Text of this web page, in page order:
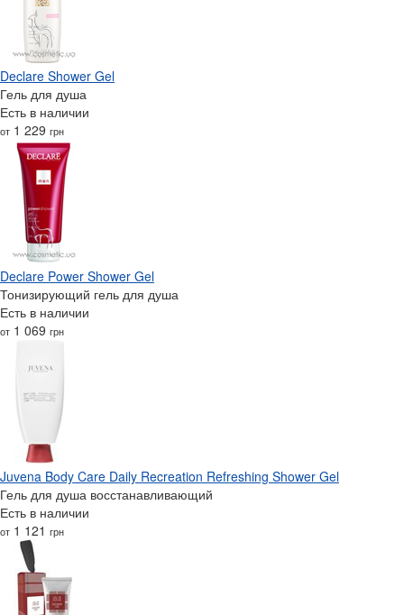
Declare Shower Gel
Гель для душа
Есть в наличии
от 1 229 грн
Declare Power Shower Gel
Тонизирующий гель для душа
Есть в наличии
от 1 069 грн
Juvena Body Care Daily Recreation Refreshing Shower Gel
Гель для душа восстанавливающий
Есть в наличии
от 1 121 грн